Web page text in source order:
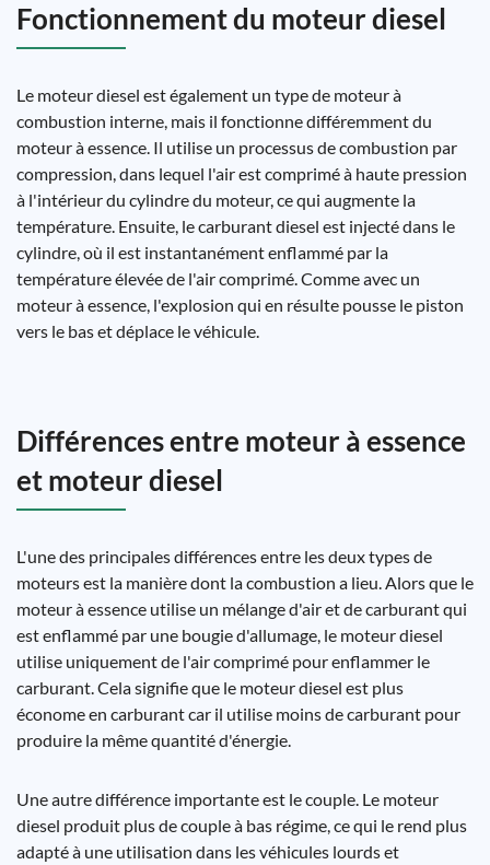
Fonctionnement du moteur diesel
Le moteur diesel est également un type de moteur à
combustion interne, mais il fonctionne différemment du
moteur à essence. Il utilise un processus de combustion par
compression, dans lequel l'air est comprimé à haute pression
à l'intérieur du cylindre du moteur, ce qui augmente la
température. Ensuite, le carburant diesel est injecté dans le
cylindre, où il est instantanément enflammé par la
température élevée de l'air comprimé. Comme avec un
moteur à essence, l'explosion qui en résulte pousse le piston
vers le bas et déplace le véhicule.
Différences entre moteur à essence
et moteur diesel
L'une des principales différences entre les deux types de
moteurs est la manière dont la combustion a lieu. Alors que le
moteur à essence utilise un mélange d'air et de carburant qui
est enflammé par une bougie d'allumage, le moteur diesel
utilise uniquement de l'air comprimé pour enflammer le
carburant. Cela signifie que le moteur diesel est plus
économe en carburant car il utilise moins de carburant pour
produire la même quantité d'énergie.
Une autre différence importante est le couple. Le moteur
diesel produit plus de couple à bas régime, ce qui le rend plus
adapté à une utilisation dans les véhicules lourds et